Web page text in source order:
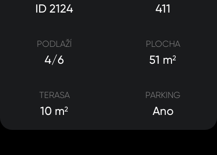
ID 2124 411
PODLAŽÍ
4/6
PLOCHA
51 m2
TERASA
10 m2
PARKING
Ano